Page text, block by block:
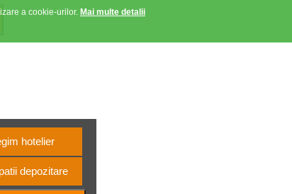
Contact
Anunturi favorite
hotelier
depozitare
a cookie-urilor. Mai multe detalii